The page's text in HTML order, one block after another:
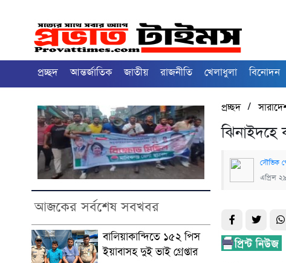
প্রচ্ছদ আন্তর্জাতিক জাতীয় রাজনীতি খেলাধুলা বিনোদন
আজকের সর্বশেষ সবখবর
বালিয়াকান্দিতে ১৫২ পিস
ইয়াবাসহ দুই ভাই গ্রেপ্তার
প্রচ্ছদ/
ঝিনাইদহে
সৌভিক
এপ্রিল